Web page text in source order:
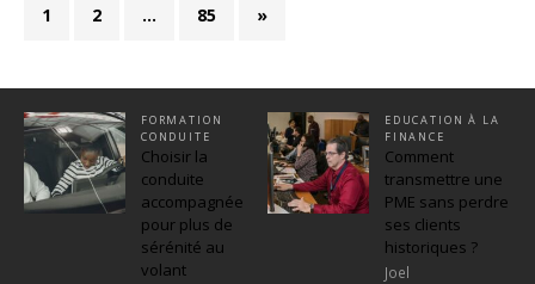
1 2 … 85 »
FORMATION
CONDUITE
Choisir la
conduite
accompagnée
pour plus de
sérénité au
volant
EDUCATION À LA
FINANCE
Comment
transmettre une
PME sans perdre
ses clients
historiques ?
Joel